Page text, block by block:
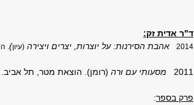
ד"ר אדית זק:
2014 אהבת הסירנות: על יוצרות, יצרים ויצירה (עיון)
.
2011 מסעותי עם ורה (רומן). הוצאת מטר, תל אביב.
פרק בספר: